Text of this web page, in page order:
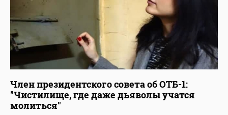
Член президентского совета об ОТБ-1:
"Чистилище, где даже дьяволы учатся
молиться"